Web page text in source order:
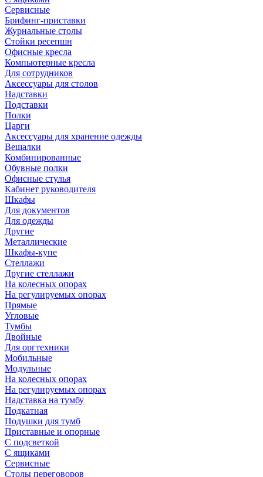
Сервисные
Брифинг-приставки
Журнальные столы
Стойки ресепшн
Офисные кресла
Компьютерные кресла
Для сотрудников
Аксессуары для столов
Надставки
Подставки
Полки
Царги
Аксессуары для хранение одежды
Вешалки
Комбинированные
Обувные полки
Офисные стулья
Кабинет руководителя
Шкафы
Для документов
Для одежды
Другие
Металлические
Шкафы-купе
Стеллажи
Другие стеллажи
На колесных опорах
На регулируемых опорах
Прямые
Угловые
Тумбы
Двойные
Для оргтехники
Мобильные
Модульные
На колесных опорах
На регулируемых опорах
Надставка на тумбу
Подкатная
Подушки для тумб
Приставные и опорные
С подсветкой
С ящиками
Сервисные
Столы переговоров